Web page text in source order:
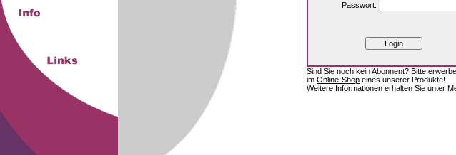
Passwort:
Sind Sie noch kein Abonnent? Bitte
im Online-Shop eines unserer Produkte!
Weitere Informationen erhalten Sie unter